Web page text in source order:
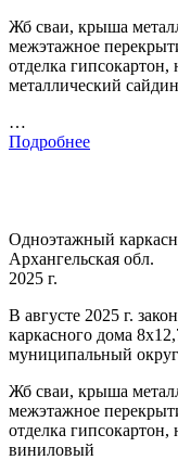
Жб сваи, крыша
межэтажное
отделка
металлический
…
Подробнее
Одноэтажный
Архангельская обл.
2025 г.
В августе 2025 г.
каркасного дома
муниципальный
Жб сваи, крыша
межэтажное
отделка
виниловый